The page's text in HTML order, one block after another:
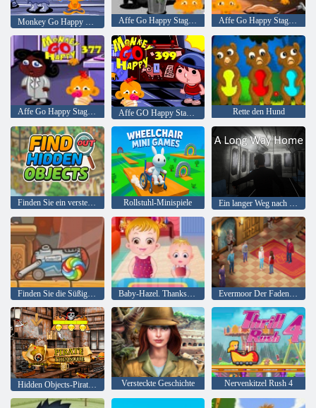
Affe Go Happy Stage 347 Affe Go Happy Stage 361
Affe Go Happy Stage 377 Affe GO Happy Stage 399 Rette den Hund
Finden Sie ein verstecktes Objekt heraus Rollstuhl-Minispiele Ein langer Weg nach Hause
Finden Sie die Süßigkeit Baby-Hazel. Thanksgiving-Spaß Evermoor Der Faden des Schicksals
Versteckte Geschichte Nervenkitzel Rush 4